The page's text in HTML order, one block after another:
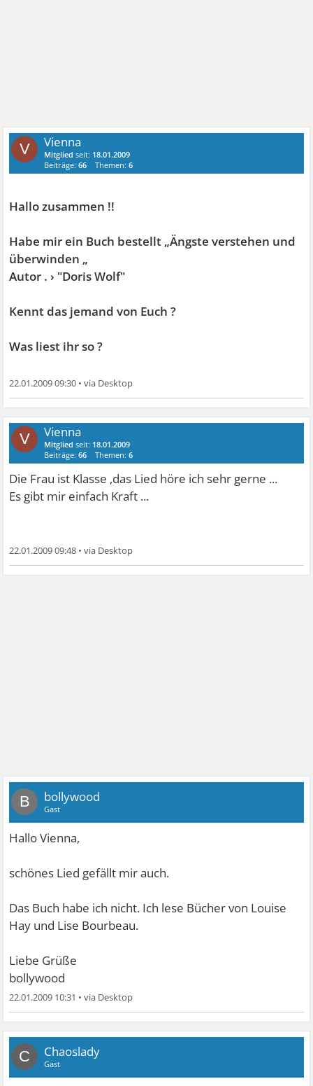
V Vienna
Mitglied seit: 18.01.2009
Beiträge:66 Themen:6
Hallo zusammen !!
Habe mir ein Buch bestellt „Ängste verstehen und
überwinden „
Autor . › "Doris Wolf"
Kennt das jemand von Euch ?
Was liest ihr so ?
22.01.2009 09:30 •
V Vienna
Mitglied seit: 18.01.2009
Beiträge:66 Themen:6
Die Frau ist Klasse ,das Lied höre ich sehr gerne ...
Es gibt mir einfach Kraft ...
22.01.2009 09:48 •
B bollywood
Gast
Hallo Vienna,
schönes Lied gefällt mir auch.
Das Buch habe ich nicht. Ich lese Bücher von Louise
Hay und Lise Bourbeau.
Liebe Grüße
bollywood
22.01.2009 10:31 •
C Chaoslady
Gast